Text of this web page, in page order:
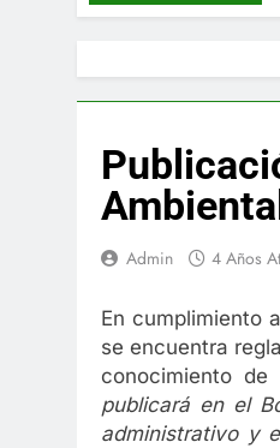
Ambiental
Admin 4 Años
En cumplimiento
se encuentra
conocimiento
publicará en el
administrativo y